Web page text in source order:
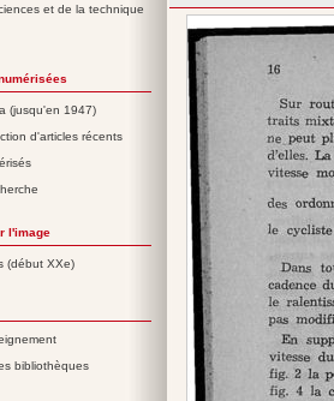
et de la technique
(jusqu'en 1947)
d'articles récents
l'image
(début XXe)
bibliothèques